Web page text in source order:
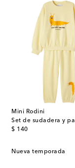
Mini Rodini
$ 140
original price
Nueva temporada